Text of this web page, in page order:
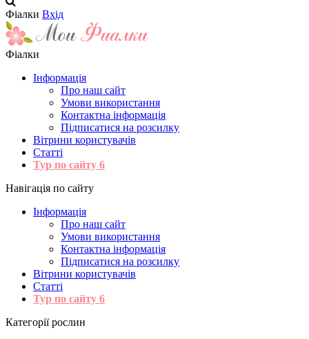
Фіалки Вхід
Фіалки
Інформація
Про наш сайт
Умови використання
Контактна інформація
Підписатися на розсилку
Вітрини користувачів
Статті
Тур по сайту 6
Навігація по сайту
Інформація
Про наш сайт
Умови використання
Контактна інформація
Підписатися на розсилку
Вітрини користувачів
Статті
Тур по сайту 6
Категорії рослин